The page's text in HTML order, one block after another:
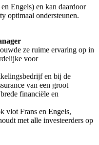
Engels) en kan daardoor
optimaal ondersteunen.
ze ruime ervaring op in
voor
en bij de
van een groot
financiële en
vlot Frans en Engels,
met alle investeerders op